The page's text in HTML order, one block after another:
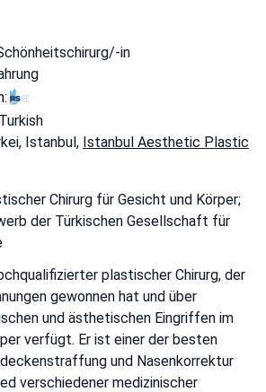
in
Istanbul, Istanbul Aesthetic Plastic
Chirurg für Gesicht und Körper;
der Türkischen Gesellschaft für
plastischer Chirurg, der
gewonnen hat und über
und ästhetischen Eingriffen im
verfügt. Er ist einer der besten
und Nasenkorrektur
verschiedener medizinischer